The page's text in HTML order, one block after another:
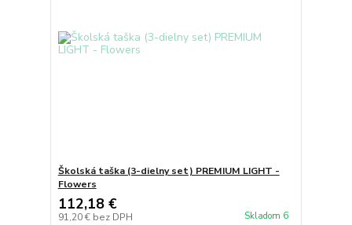
Školská taška (3-dielny set) PREMIUM LIGHT -
Flowers
112,18 €
91,20 € bez DPH Skladom 6